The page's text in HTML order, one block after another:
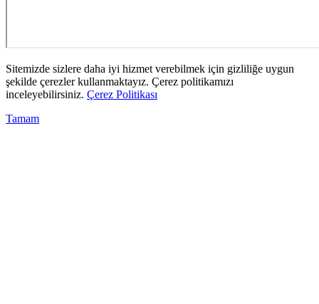
Sitemizde sizlere daha iyi hizmet verebilmek için gizliliğe uygun
şekilde çerezler kullanmaktayız. Çerez politikamızı
inceleyebilirsiniz. Çerez Politikası
Tamam